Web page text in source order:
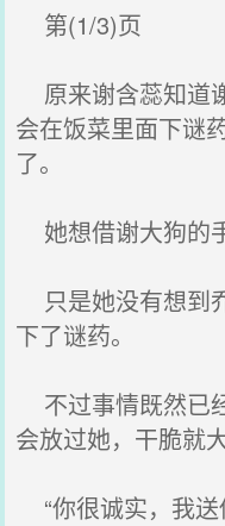
第(1/3)页
原来谢含蕊知道
会在饭菜里面下谜
了。
她想借谢大狗的
只是她没有想到
下了谜药。
不过事情既然已
会放过她，干脆就
“你很诚实，我送